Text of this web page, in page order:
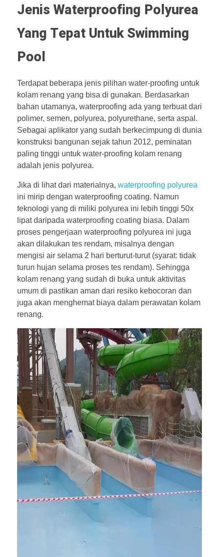
Jenis Waterproofing Polyurea
Yang Tepat Untuk Swimming
Pool
Terdapat beberapa jenis pilihan water-proofing untuk
kolam renang yang bisa di gunakan. Berdasarkan
bahan utamanya, waterproofing ada yang terbuat dari
polimer, semen, polyurea, polyurethane, serta aspal.
Sebagai aplikator yang sudah berkecimpung di dunia
konstruksi bangunan sejak tahun 2012, peminatan
paling tinggi untuk water-proofing kolam renang
adalah jenis polyurea.
Jika di lihat dari materialnya, waterproofing polyurea
ini mirip dengan waterproofing coating. Namun
teknologi yang di miliki polyurea ini lebih tinggi 50x
lipat daripada waterproofing coating biasa. Dalam
proses pengerjaan waterproofing polyurea ini juga
akan dilakukan tes rendam, misalnya dengan
mengisi air selama 2 hari berturut-turut (syarat: tidak
turun hujan selama proses tes rendam). Sehingga
kolam renang yang sudah di buka untuk aktivitas
umum di pastikan aman dari resiko kebocoran dan
juga akan menghemat biaya dalam perawatan kolam
renang.